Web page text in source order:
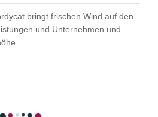
bringt frischen Wind auf den
und Unternehmen und